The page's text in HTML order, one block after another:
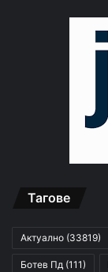
Тагове
Актуално (33819)
Ботев Пд (111)